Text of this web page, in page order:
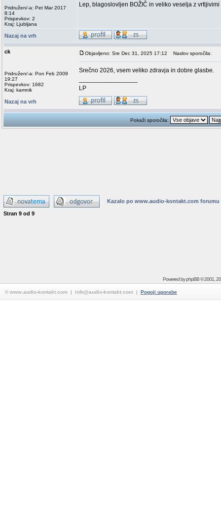
Pridružen/-a: Pet Mar 2017
8:14
Prispevkov: 2
Kraj: Ljubljana
Lep, blagoslovljen BOŽIČ in veliko veselja z
Nazaj na vrh
ck
Pridružen/-a: Pon Feb 2009
19:27
Prispevkov: 1682
Kraj: kamnik
Objavljeno: Sre Dec 31, 2025 17:12 Naslov sporočila:
Srečno 2026, vsem veliko zdravja in dobre glasbe.
LP
Nazaj na vrh
Pokaži sporočila:
Kazalo po www.audio-kontakt.com forumu
Stran 9 od 9
Powered byphpBB© 2001,
© www.audio-kontakt.com | info@audio-kontakt.com | Pogoji uporabe